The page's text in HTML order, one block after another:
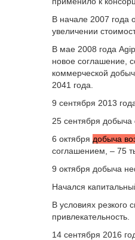
В начале 2007 года
увеличении
В мае 2008 года
новое соглашение,
коммерческой
2041 года.
9 сентября 2013
25 сентября добыча
6 октября добыча
соглашением, – 75
9 октября добыча
Начался
В условиях резкого
привлекательность.
14 сентября 2016